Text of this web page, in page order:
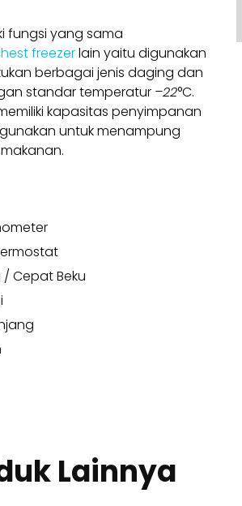
fungsi yang sama
freezerlain yaitu digunakan
berbagai jenis daging dan
standar temperatur –22°C.
kapasitas penyimpanan
untuk menampung
/ Cepat Beku
Lainnya